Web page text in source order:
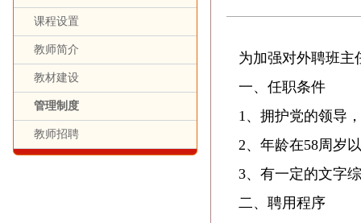
课程设置
教师简介
教材建设
管理制度
教师招聘
为加强对外聘班主
一、任职条件
1、拥护党的领导
2、年龄在58周岁
3、有一定的文字
二、聘用程序